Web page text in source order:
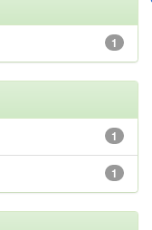
1
1
1